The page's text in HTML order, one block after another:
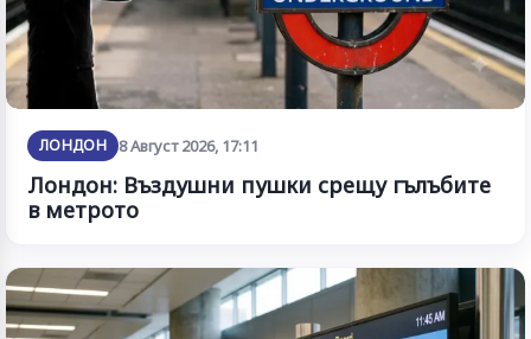
ЛОНДОН 8 Август 2026, 17:11
Лондон: Въздушни пушки срещу гълъбите
в метрото